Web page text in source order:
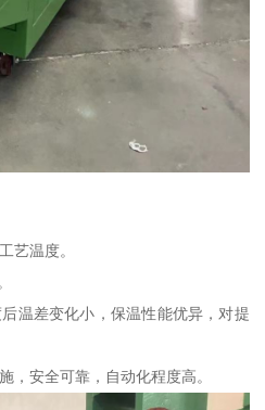
艺温度。
温差变化小，保温性能优异，对提
，安全可靠，自动化程度高。